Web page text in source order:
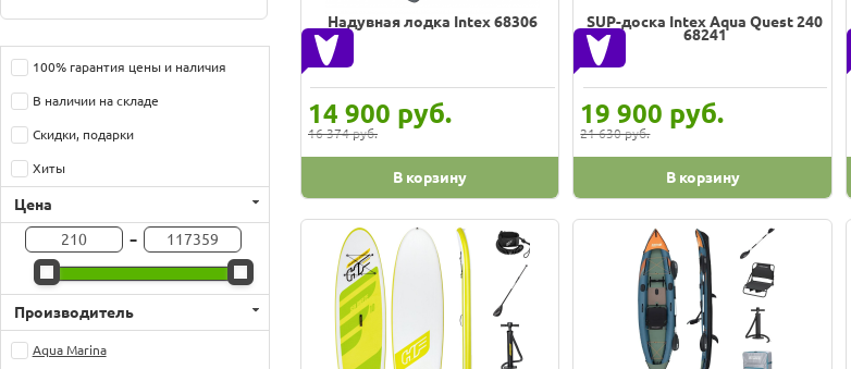
100% гарантия цены и наличия
В наличии на складе
Скидки, подарки
Хиты
Цена
-
Производитель
Aqua Marina
Надувная лодка Intex 68306
14 900 руб.
16 374 руб.
В корзину
SUP-доска Intex Aqua Quest 240
68241
19 900 руб.
21 630 руб.
В корзину